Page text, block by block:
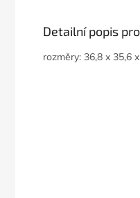
Detailní popis
rozměry: 36,8 x 35,6